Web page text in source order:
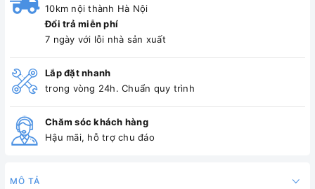
10km nội thành Hà Nội
Đổi trả miễn phí
7 ngày với lỗi nhà sản xuất
Lắp đặt nhanh
trong vòng 24h. Chuẩn quy trình
Chăm sóc khách hàng
Hậu mãi, hỗ trợ chu đáo
MÔ TẢ